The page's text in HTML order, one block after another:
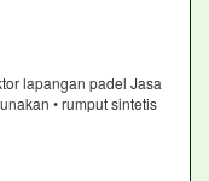
lapangan padel Jasa
• rumput sintetis